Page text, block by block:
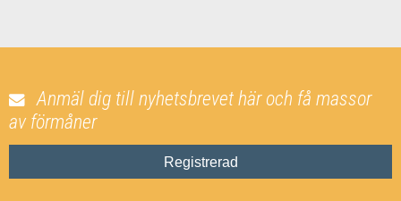
Anmäl dig till nyhetsbrevet här och få massor
av förmåner
Registrerad